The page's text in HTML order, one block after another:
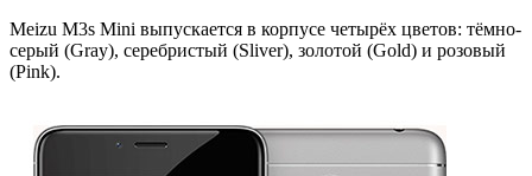
Meizu M3s Mini выпускается в корпусе четырёх цветов: тёмно-
серый (Gray), серебристый (Sliver), золотой (Gold) и розовый
(Pink).